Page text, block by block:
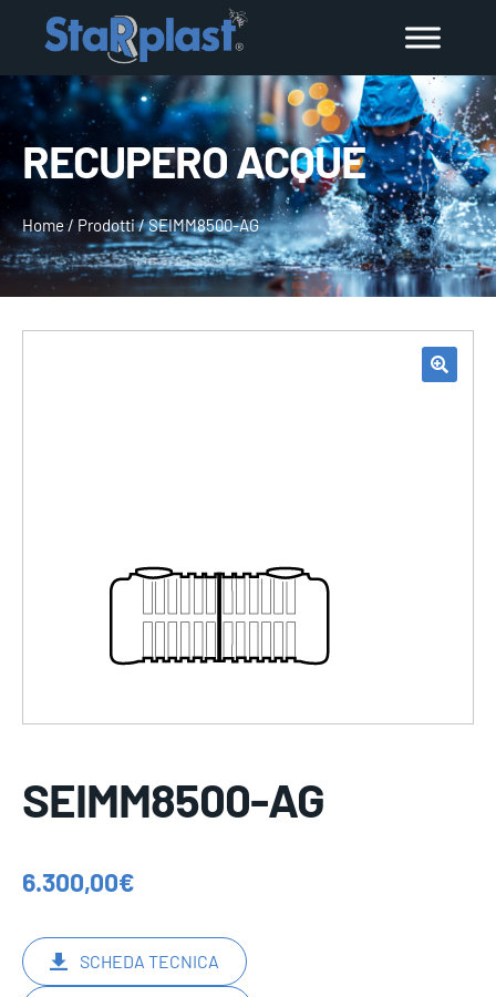
RECUPERO ACQUE
Home/ Prodotti/SEIMM8500-AG
SEIMM8500-AG
6.300,00€
SCHEDA TECNICA